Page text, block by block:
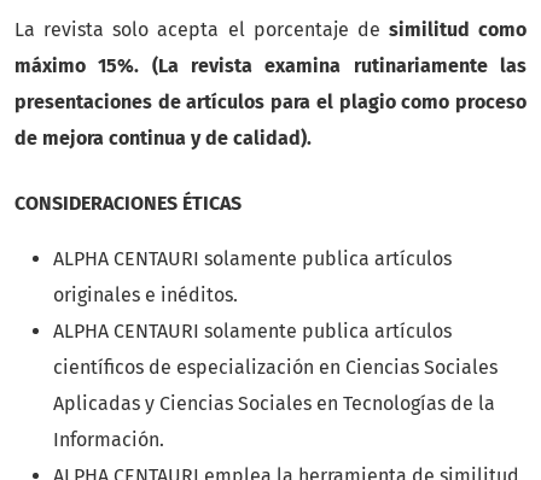
La revista solo acepta el porcentaje de similitud como
máximo 15%. (La revista examina rutinariamente las
presentaciones de artículos para el plagio como proceso
de mejora continua y de calidad).
CONSIDERACIONES ÉTICAS
ALPHA CENTAURI solamente publica artículos
originales e inéditos.
ALPHA CENTAURI solamente publica artículos
científicos de especialización en Ciencias Sociales
Aplicadas y Ciencias Sociales en Tecnologías de la
Información.